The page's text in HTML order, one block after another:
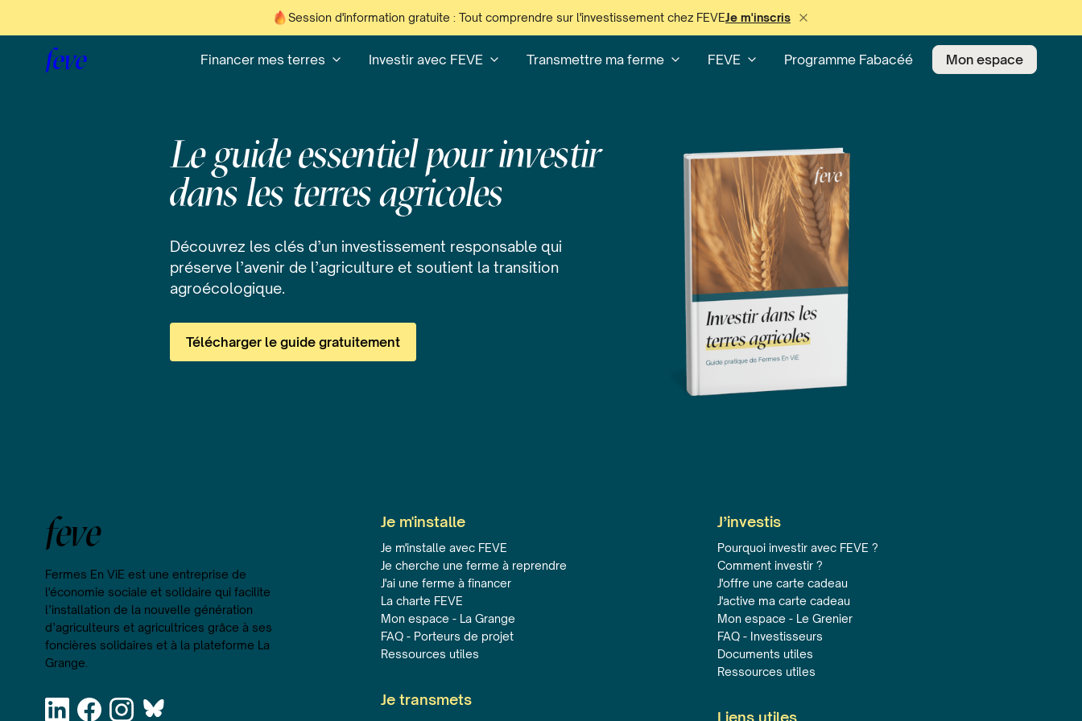
Session d'information gratuite : Tout comprendre sur l'investissement chez FEVEJe m'inscris
feve Financer mes terres Investir avec FEVE Transmettre ma ferme FEVE Programme Fabacéé Mon espace
Le guide essentiel pour investir
dans les terres agricoles
Découvrez les clés d’un investissement responsable qui
préserve l’avenir de l’agriculture et soutient la transition
agroécologique.
Télécharger le guide gratuitement
feve
Fermes En ViE est une entreprise de
l'économie sociale et solidaire qui facilite
l’installation de la nouvelle génération
d’agriculteurs et agricultrices grâce à ses
foncières solidaires et à la plateforme La
Grange.
Je m'installe
Je m'installe avec FEVE
Je cherche une ferme à reprendre
J'ai une ferme à financer
La charte FEVE
Mon espace - La Grange
FAQ - Porteurs de projet
Ressources utiles
Je transmets
J’investis
Pourquoi investir avec FEVE ?
Comment investir ?
J'offre une carte cadeau
J'active ma carte cadeau
Mon espace - Le Grenier
FAQ - Investisseurs
Documents utiles
Ressources utiles
Liens utiles